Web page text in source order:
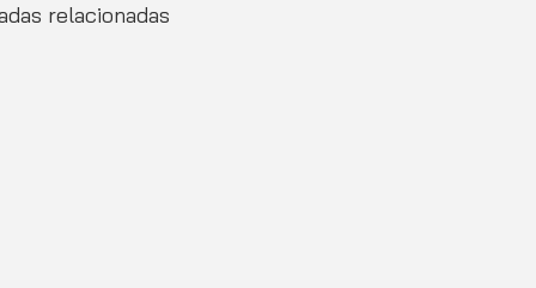
relacionadas